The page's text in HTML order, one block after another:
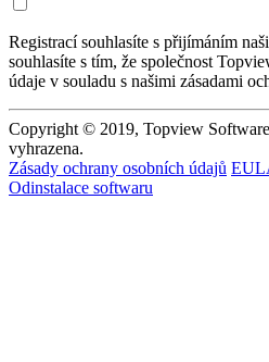
Registrací souhlasíte s přijímáním
souhlasíte s tím, že společnost
údaje v souladu s našimi zásadami
Copyright © 2019, Topview
vyhrazena.
Zásady ochrany osobních údajů
Odinstalace softwaru